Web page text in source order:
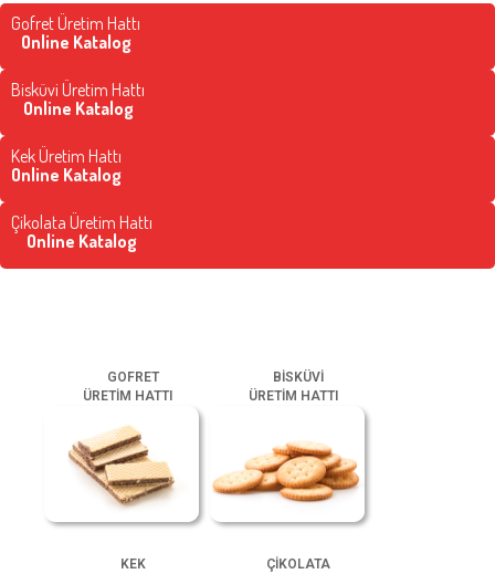
Gofret Üretim Hattı
Online Katalog
Bisküvi Üretim Hattı
Online Katalog
Kek Üretim Hattı
Online Katalog
Çikolata Üretim Hattı
Online Katalog
GOFRET
ÜRETİM HATTI
BİSKÜVİ
ÜRETİM HATTI
KEK
ÇİKOLATA